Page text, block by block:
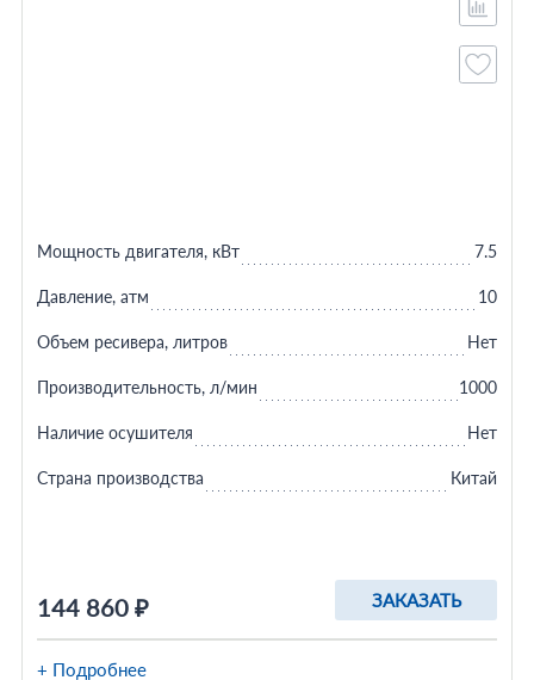
144 860 ₽ ЗАКАЗАТЬ
Мощность двигателя, кВт 7.5
Давление, атм 10
Объем ресивера, литров Нет
Производительность, л/мин 1000
Наличие осушителя Нет
Страна производства Китай
+ Подробнее